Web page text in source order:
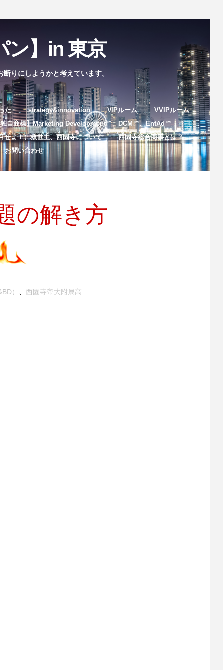
ン】in 東京
りにしようかと考えています。
た strategy&innovation VIPルーム
VVIPルーム
独自商標】Marketing Development™️、DCM™️、EntAd™️
せよ！）救世主、西園寺について
西園寺総合商事とは？
お問い合わせ
の解き方
） 、西園寺帝大附属高